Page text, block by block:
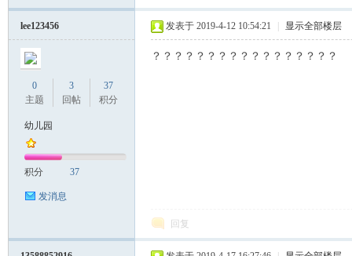
lee123456
0
主题
3
回帖
37
积分
幼儿园
积分 37
发消息
发表于 2019-4-12 10:54:21 显示全部楼层
？？？？？？？？？？？？？？？？？
回复